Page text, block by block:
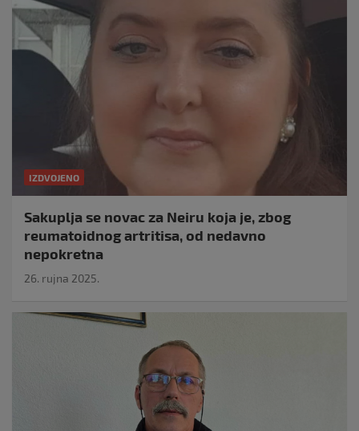
IZDVOJENO
Sakuplja se novac za Neiru koja je, zbog
reumatoidnog artritisa, od nedavno
nepokretna
26. rujna 2025.